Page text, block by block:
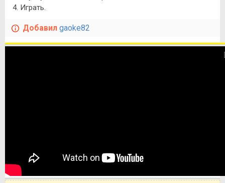
4. Играть.
Добавил gaoke82